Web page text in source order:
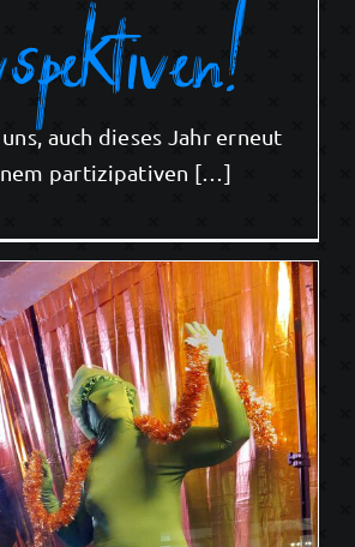
auch dieses Jahr erneut
partizipativen […]